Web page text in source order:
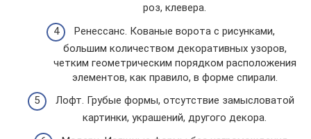
роз, клевера.
Ренессанс. Кованые ворота с рисунками,
большим количеством декоративных узоров,
четким геометрическим порядком расположения
элементов, как правило, в форме спирали.
Лофт. Грубые формы, отсутствие замысловатой
картинки, украшений, другого декора.